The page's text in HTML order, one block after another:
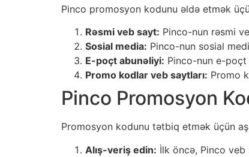
Pinco promosyon kodunu əldə etmək
Rəsmi veb sayt: Pinco-nun rəsmi
Sosial media: Pinco-nun sosial
E-poçt abunəliyi: Pinco-nun e-poçt
Promo kodlar veb saytları: Promo
Pinco Promosyon
Promosyon kodunu tətbiq etmək üçün
Alış-veriş edin: İlk öncə, Pinco veb